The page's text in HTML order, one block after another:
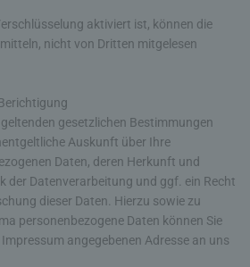
aktiviert ist, können die
nicht von Dritten mitgelesen
gesetzlichen Bestimmungen
Auskunft über Ihre
Daten, deren Herkunft und
der Datenverarbeitung und ggf. ein Recht
dieser Daten. Hierzu sowie zu
personenbezogene Daten können Sie
angegebenen Adresse an uns